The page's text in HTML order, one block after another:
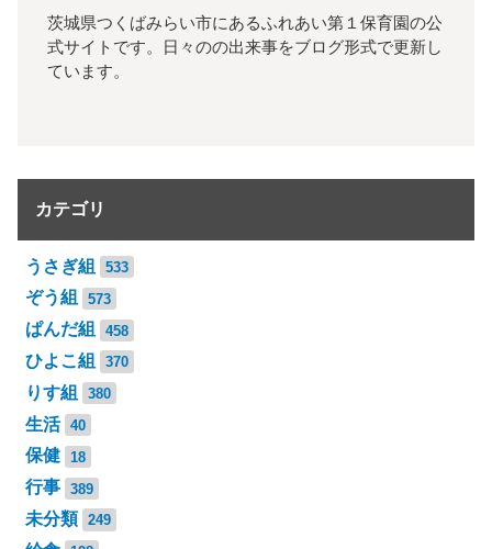
茨城県つくばみらい市にあるふれあい第１保育園の公
式サイトです。日々のの出来事をブログ形式で更新し
ています。
カテゴリ
うさぎ組 533
ぞう組 573
ぱんだ組 458
ひよこ組 370
りす組 380
生活 40
保健 18
行事 389
未分類 249